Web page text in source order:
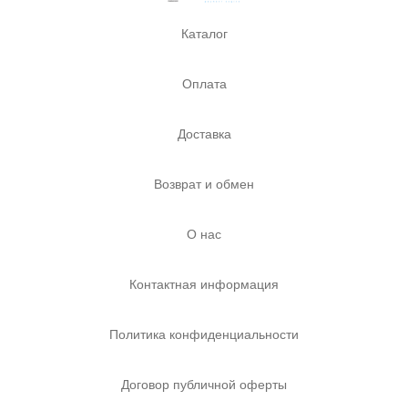
Каталог
Оплата
Доставка
Возврат и обмен
О нас
Контактная информация
Политика конфиденциальности
Договор публичной оферты